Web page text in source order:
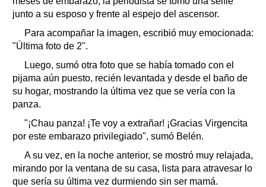
junto a su esposo y frente al espejo del ascensor.
Para acompañar la imagen, escribió muy emocionada:
"Última foto de 2".
Luego, sumó otra foto que se había tomado con el
pijama aún puesto, recién levantada y desde el baño de
su hogar, mostrando la última vez que se vería con la
panza.
"¡Chau panza! ¡Te voy a extrañar! ¡Gracias Virgencita
por este embarazo privilegiado", sumó Belén.
A su vez, en la noche anterior, se mostró muy relajada,
mirando por la ventana de su casa, lista para atravesar lo
que sería su última vez durmiendo sin ser mamá.